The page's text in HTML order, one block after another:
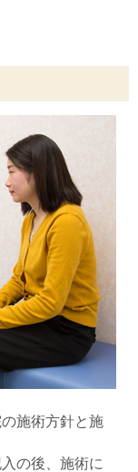
施術方針と施
の後、施術に